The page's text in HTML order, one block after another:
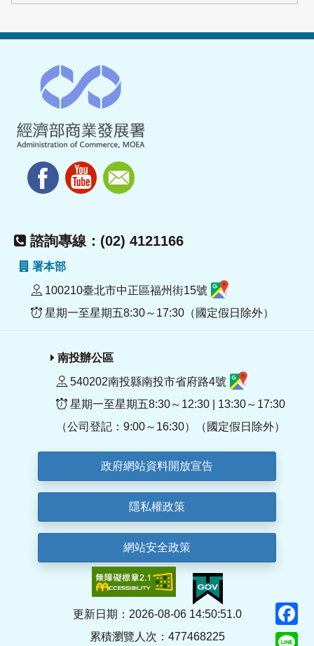
諮詢專線：(02) 4121166
署本部
100210臺北市中正區福州街15號
星期一至星期五8:30～17:30（國定假日除外）
南投辦公區
540202南投縣南投市省府路4號
星期一至星期五8:30～12:30 | 13:30～17:30
（公司登記：9:00～16:30）（國定假日除外）
政府網站資料開放宣告
隱私權政策
網站安全政策
更新日期：2026-08-06 14:50:51.0
累積瀏覽人次：477468225